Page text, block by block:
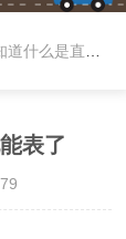
是直流电能表了
表了